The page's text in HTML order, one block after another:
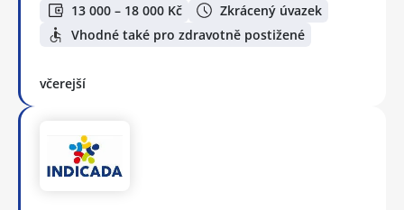
13 000 – 18 000 Kč
Zkrácený úvazek
Vhodné také pro zdravotně postižené
včerejší